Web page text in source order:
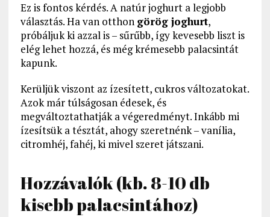
Ez is fontos kérdés. A natúr joghurt a legjobb
választás. Ha van otthon görög joghurt,
próbáljuk ki azzal is – sűrűbb, így kevesebb liszt is
elég lehet hozzá, és még krémesebb palacsintát
kapunk.
Kerüljük viszont az ízesített, cukros változatokat.
Azok már túlságosan édesek, és
megváltoztathatják a végeredményt. Inkább mi
ízesítsük a tésztát, ahogy szeretnénk – vanília,
citromhéj, fahéj, ki mivel szeret játszani.
Hozzávalók (kb. 8-10 db
kisebb palacsintához)